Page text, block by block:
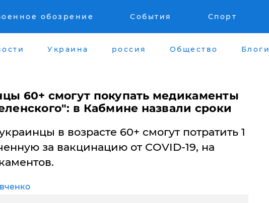
обозрение События Спорт
Украина россия Общество Блоги
60+ смогут покупать медикаменты
в Кабмине назвали сроки
в возрасте 60+ смогут потратить 1
за вакцинацию от COVID-19, на